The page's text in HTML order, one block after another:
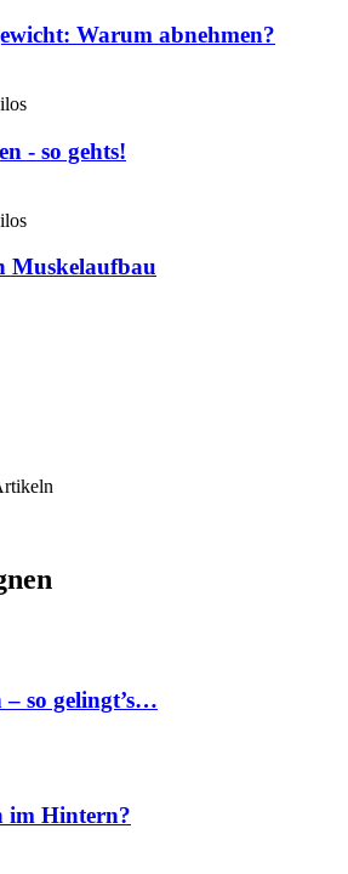
Warum abnehmen?
- so gehts!
Muskelaufbau
so gelingt’s…
im Hintern?